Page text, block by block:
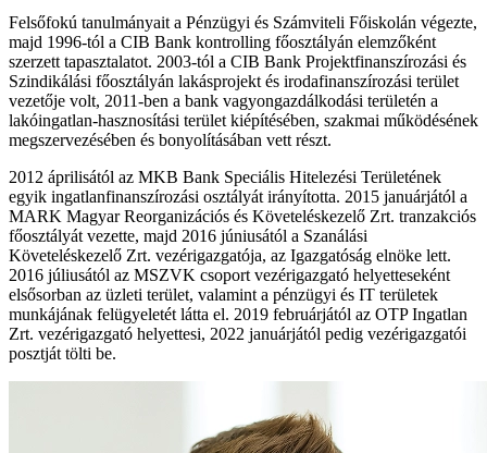
Felsőfokú tanulmányait a Pénzügyi és Számviteli Főiskolán végezte,
majd 1996-tól a CIB Bank kontrolling főosztályán elemzőként
szerzett tapasztalatot. 2003-tól a CIB Bank Projektfinanszírozási és
Szindikálási főosztályán lakásprojekt és irodafinanszírozási terület
vezetője volt, 2011-ben a bank vagyongazdálkodási területén a
lakóingatlan-hasznosítási terület kiépítésében, szakmai működésének
megszervezésében és bonyolításában vett részt.
2012 áprilisától az MKB Bank Speciális Hitelezési Területének
egyik ingatlanfinanszírozási osztályát irányította. 2015 januárjától a
MARK Magyar Reorganizációs és Követeléskezelő Zrt. tranzakciós
főosztályát vezette, majd 2016 júniusától a Szanálási
Követeléskezelő Zrt. vezérigazgatója, az Igazgatóság elnöke lett.
2016 júliusától az MSZVK csoport vezérigazgató helyetteseként
elsősorban az üzleti terület, valamint a pénzügyi és IT területek
munkájának felügyeletét látta el. 2019 februárjától az OTP Ingatlan
Zrt. vezérigazgató helyettesi, 2022 januárjától pedig vezérigazgatói
posztját tölti be.